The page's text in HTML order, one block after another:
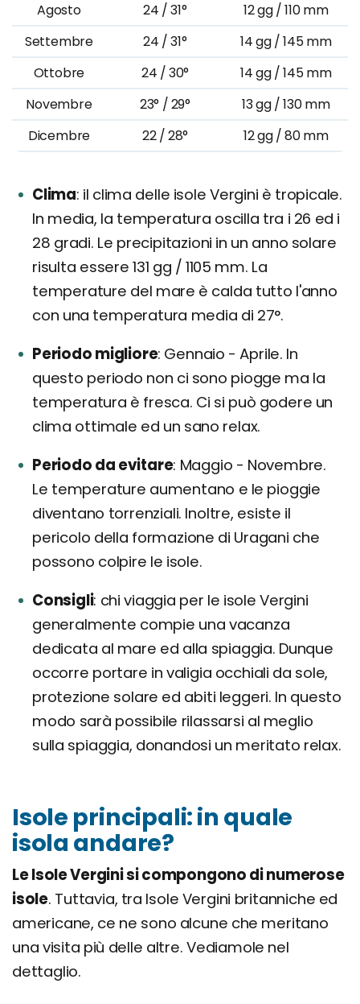
Agosto
24 / 31°
12 gg / 110 mm
Settembre
24 / 31°
14 gg / 145 mm
Ottobre
24 / 30°
14 gg / 145 mm
Novembre
23° / 29°
13 gg / 130 mm
Dicembre
22 / 28° 12 gg / 80 mm
Clima il clima delle isole Vergini è tropicale.
In media, la temperatura oscilla tra i 26 ed i
28 gradi. Le precipitazioni in un anno solare
risulta essere 131 gg / 1105 mm. La
temperature del mare è calda tutto l'anno
con una temperatura media di 27°.
Periodo migliore Gennaio - Aprile. In
questo periodo non ci sono piogge ma la
temperatura è fresca. Ci si può godere un
clima ottimale ed un sano relax.
Periodo da evitare Maggio - Novembre.
Le temperature aumentano e le pioggie
diventano torrenziali. Inoltre, esiste il
pericolo della formazione di Uragani che
possono colpire le isole.
Consigli chi viaggia per le isole Vergini
generalmente compie una vacanza
dedicata al mare ed alla spiaggia. Dunque
occorre portare in valigia occhiali da sole,
protezione solare ed abiti leggeri. In questo
modo sarà possibile rilassarsi al meglio
sulla spiaggia, donandosi un meritato relax.
Isole principali: in quale
isola andare?
Le Isole Vergini si compongono di numerose
isole. Tuttavia, tra Isole Vergini britanniche ed
americane, ce ne sono alcune che meritano
una visita più delle altre. Vediamole nel
dettaglio.